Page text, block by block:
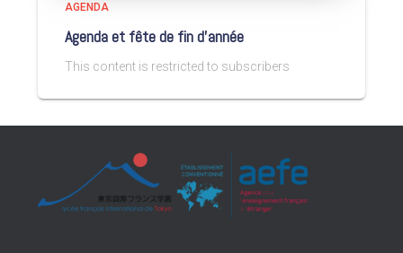
AGENDA
Agenda et fête de fin d’année
This content is restricted to subscribers